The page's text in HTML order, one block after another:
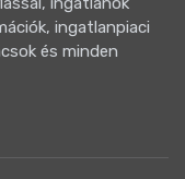
ingatlanpiaci
és minden